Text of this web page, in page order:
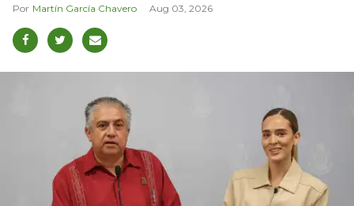
Martín García Chavero Aug 03, 2026